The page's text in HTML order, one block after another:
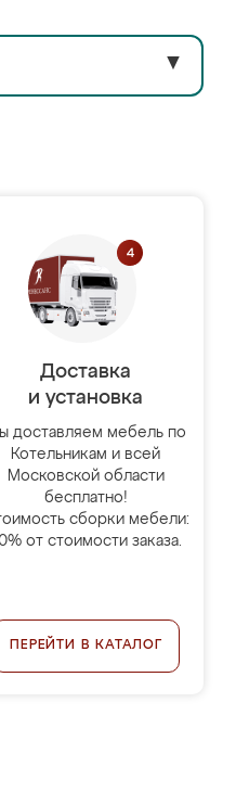
▼
Доставка
и установка
доставляем мебель по
Котельникам и всей
Московской области
бесплатно!
сборки мебели:
от стоимости заказа.
ПЕРЕЙТИ В КАТАЛОГ